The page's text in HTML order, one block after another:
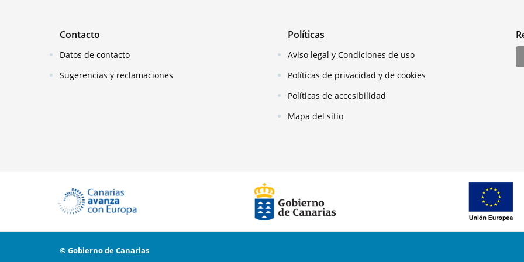
Contacto
Datos de contacto
Sugerencias y reclamaciones
Políticas
Aviso legal y Condiciones de uso
Políticas de privacidad y de cookies
Políticas de accesibilidad
Mapa del sitio
© Gobierno de Canarias